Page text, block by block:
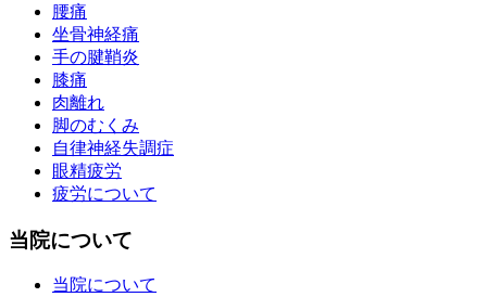
腰痛
坐骨神経痛
手の腱鞘炎
膝痛
肉離れ
脚のむくみ
自律神経失調症
眼精疲労
疲労について
当院について
当院について